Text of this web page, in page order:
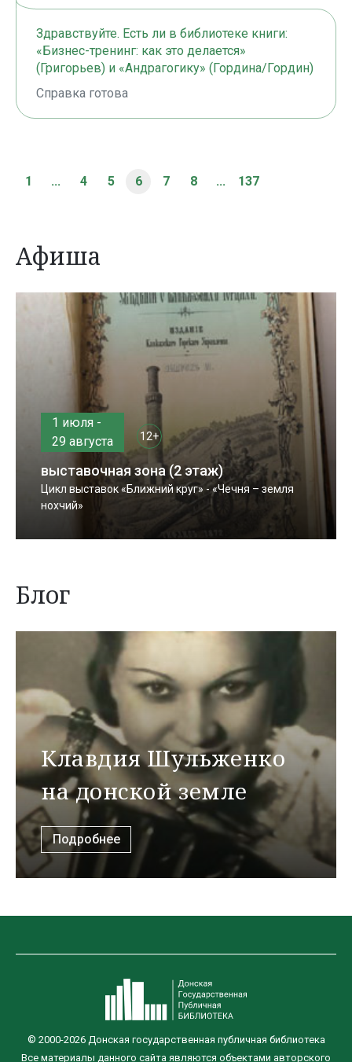
Здравствуйте. Есть ли в библиотеке книги:
«Бизнес-тренинг: как это делается»
(Григорьев) и «Андрагогику» (Гордина/Гордин)
Справка готова
1 ... 4 5 6 7 8 ... 137
Афиша
1 июля -
29 августа
12+
выставочная зона (2 этаж)
Цикл выставок «Ближний круг» - «Чечня – земля
нохчий»
Блог
Клавдия Шульженко
на донской земле
Подробнее
© 2000-2026 Донская государственная публичная библиотека
Все материалы данного сайта являются объектами авторского